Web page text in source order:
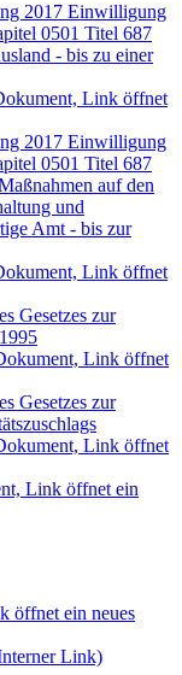
2017 Einwilligung
0501 Titel 687
- bis zu einer
Link öffnet
2017 Einwilligung
0501 Titel 687
auf den
und
Amt - bis zur
Link öffnet
Gesetzes zur
Link öffnet
Gesetzes zur
Link öffnet
Link öffnet ein
öffnet ein neues
Link)